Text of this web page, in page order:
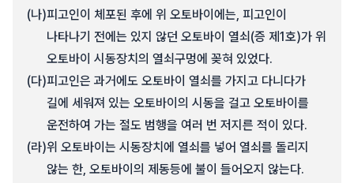
(나)피고인이 체포된 후에 위 오토바이에는, 피고인이
나타나기 전에는 있지 않던 오토바이 열쇠(증 제1호)가 위
오토바이 시동장치의 열쇠구멍에 꽂혀 있었다.
(다)피고인은 과거에도 오토바이 열쇠를 가지고 다니다가
길에 세워져 있는 오토바이의 시동을 걸고 오토바이를
운전하여 가는 절도 범행을 여러 번 저지른 적이 있다.
(라)위 오토바이는 시동장치에 열쇠를 넣어 열쇠를 돌리지
않는 한, 오토바이의 제동등에 불이 들어오지 않는다.